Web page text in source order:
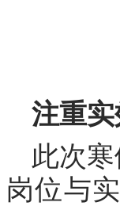
注重
此次
岗位与